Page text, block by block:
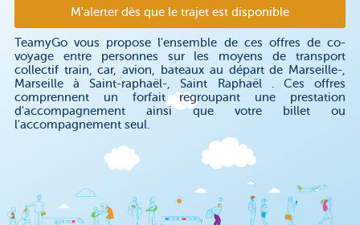
M'alerter dès que le trajet est disponible
TeamyGo vous propose l'ensemble de ces offres de co-
voyage entre personnes sur les moyens de transport
collectif train, car, avion, bateaux au départ de Marseille-,
Marseille à Saint-raphaël-, Saint Raphaël . Ces offres
comprennent un forfait regroupant une prestation
d'accompagnement ainsi que votre billet ou
l'accompagnement seul.